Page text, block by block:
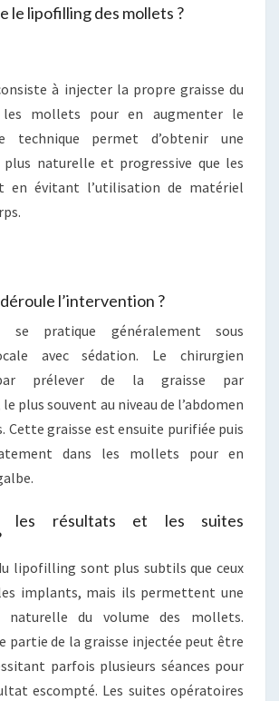
le lipofilling des mollets ?
à injecter la propre graisse du
mollets pour en augmenter le
technique permet d’obtenir une
naturelle et progressive que les
en évitant l’utilisation de matériel
l’intervention ?
pratique généralement sous
avec sédation. Le chirurgien
prélever de la graisse par
plus souvent au niveau de l’abdomen
Cette graisse est ensuite purifiée puis
dans les mollets pour en
les résultats et les suites
lipofilling sont plus subtils que ceux
implants, mais ils permettent une
naturelle du volume des mollets.
partie de la graisse injectée peut être
parfois plusieurs séances pour
escompté. Les suites opératoires